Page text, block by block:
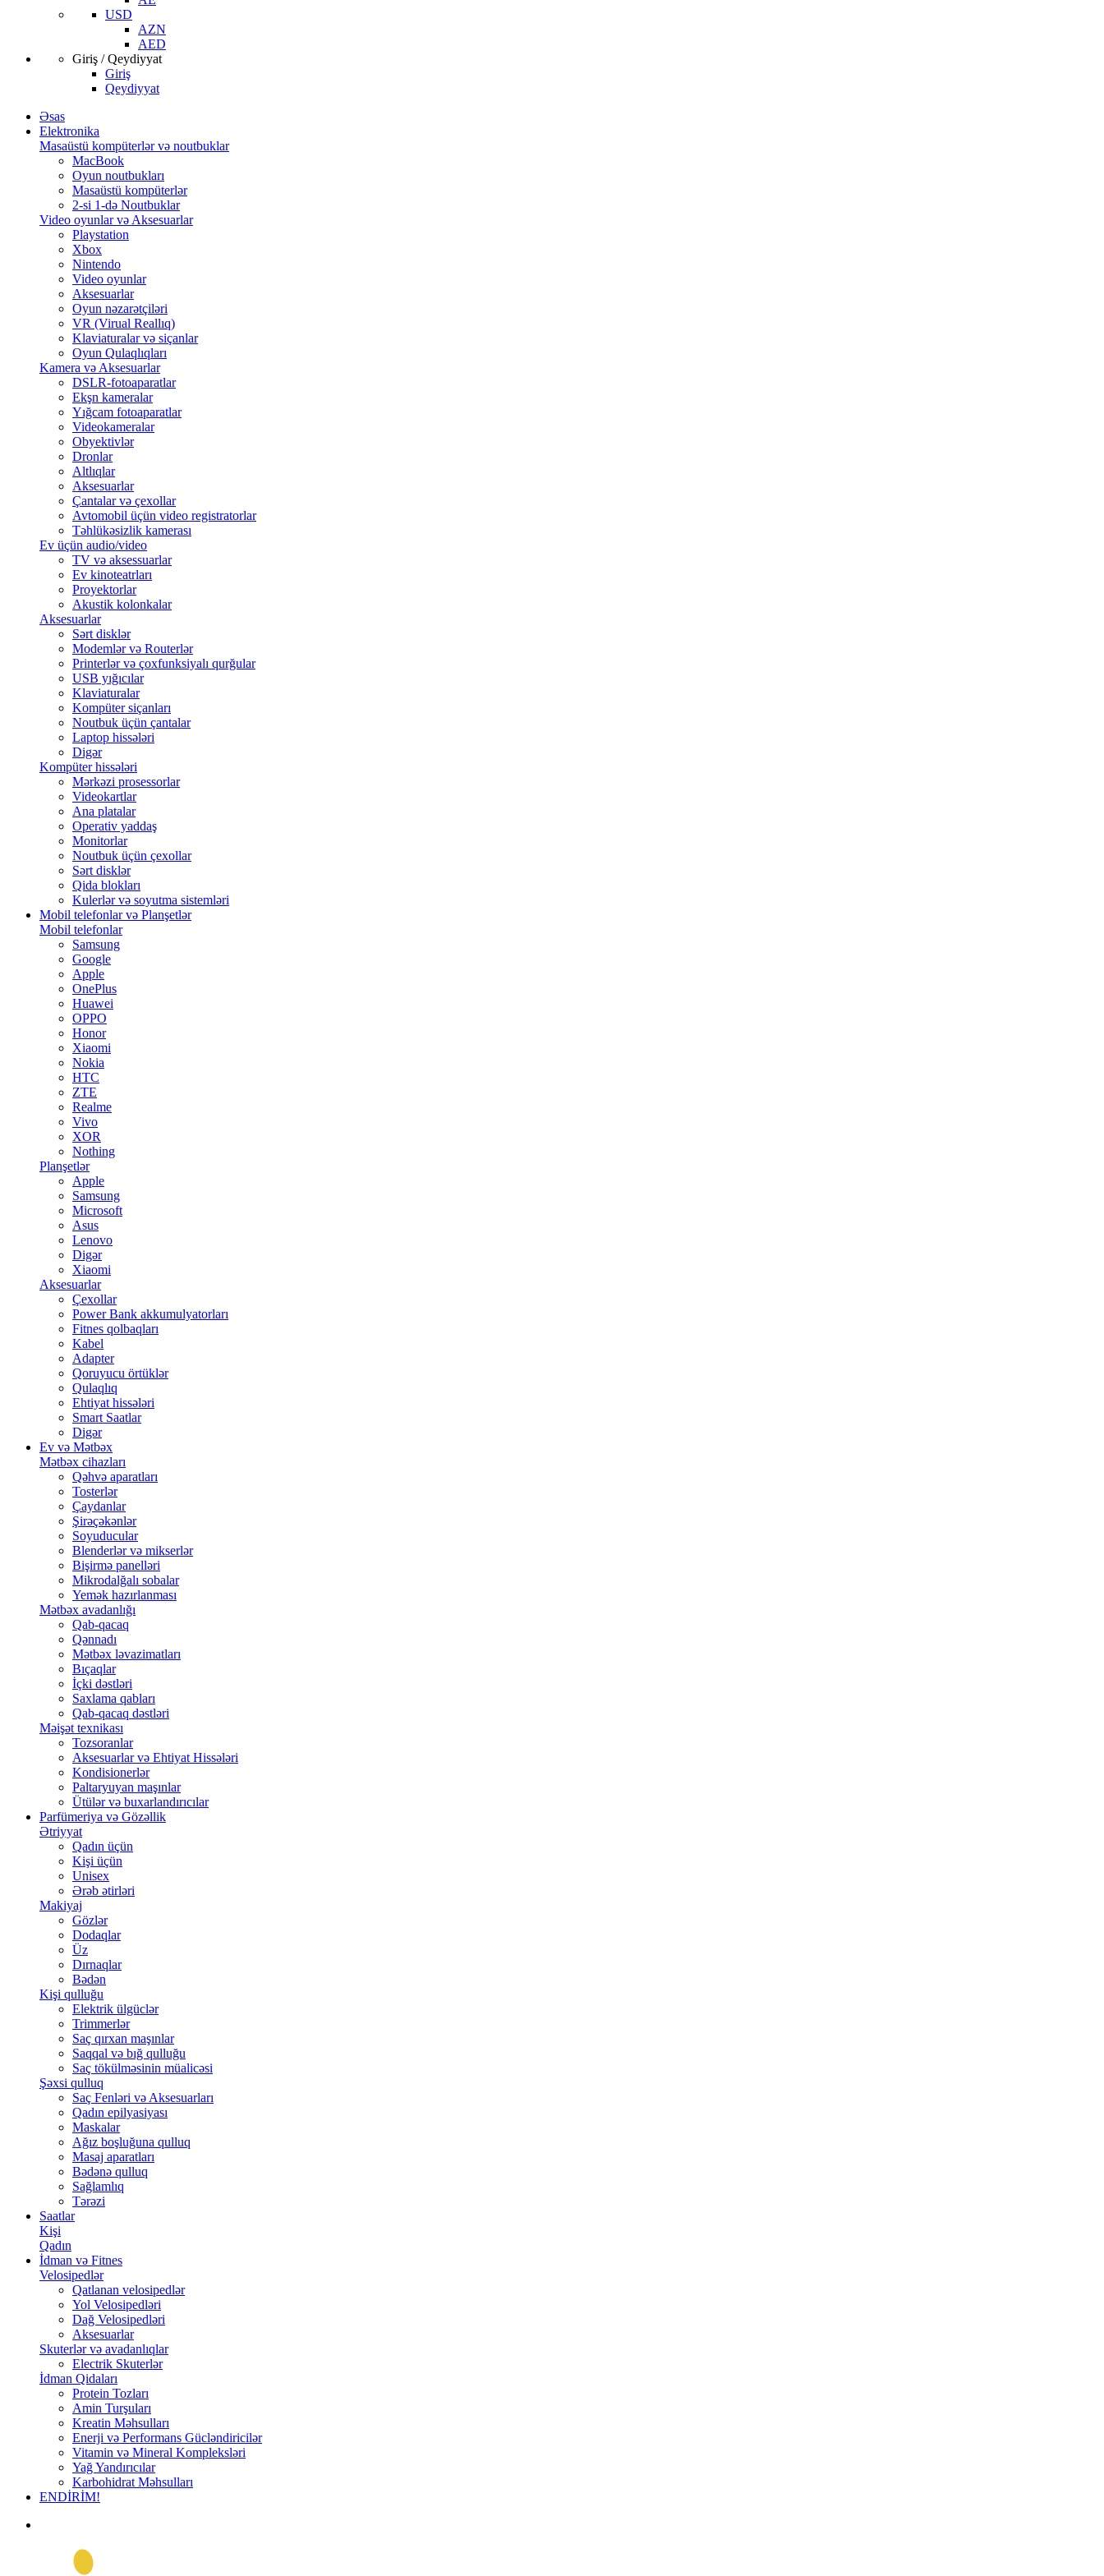
USD
AZN
AED
Giriş / Qeydiyyat
Giriş
Qeydiyyat
Əsas
Elektronika
Masaüstü kompüterlər və noutbuklar
MacBook
Oyun noutbukları
Masaüstü kompüterlər
2-si 1-də Noutbuklar
Video oyunlar və Aksesuarlar
Playstation
Xbox
Nintendo
Video oyunlar
Aksesuarlar
Oyun nəzarətçiləri
VR (Virual Reallıq)
Klaviaturalar və siçanlar
Oyun Qulaqlıqları
Kamera və Aksesuarlar
DSLR-fotoaparatlar
Ekşn kameralar
Yığcam fotoaparatlar
Videokameralar
Obyektivlər
Dronlar
Altlıqlar
Aksesuarlar
Çantalar və çexollar
Avtomobil üçün video registratorlar
Təhlükəsizlik kamerası
Ev üçün audio/video
TV və aksessuarlar
Ev kinoteatrları
Proyektorlar
Akustik kolonkalar
Aksesuarlar
Sərt disklər
Modemlər və Routerlər
Printerlər və çoxfunksiyalı qurğular
USB yığıcılar
Klaviaturalar
Kompüter siçanları
Noutbuk üçün çantalar
Laptop hissələri
Digər
Kompüter hissələri
Mərkəzi prosessorlar
Videokartlar
Ana platalar
Operativ yaddaş
Monitorlar
Noutbuk üçün çexollar
Sərt disklər
Qida blokları
Kulerlər və soyutma sistemləri
Mobil telefonlar və Planşetlər
Mobil telefonlar
Samsung
Google
Apple
OnePlus
Huawei
OPPO
Honor
Xiaomi
Nokia
HTC
ZTE
Realme
Vivo
XOR
Nothing
Planşetlər
Apple
Samsung
Microsoft
Asus
Lenovo
Digər
Xiaomi
Aksesuarlar
Çexollar
Power Bank akkumulyatorları
Fitnes qolbaqları
Kabel
Adapter
Qoruyucu örtüklər
Qulaqlıq
Ehtiyat hissələri
Smart Saatlar
Digər
Ev və Mətbəx
Mətbəx cihazları
Qəhvə aparatları
Tosterlər
Çaydanlar
Şirəçəkənlər
Soyuducular
Blenderlər və mikserlər
Bişirmə panelləri
Mikrodalğalı sobalar
Yemək hazırlanması
Mətbəx avadanlığı
Qab-qacaq
Qənnadı
Mətbəx ləvazimatları
Bıçaqlar
İçki dəstləri
Saxlama qabları
Qab-qacaq dəstləri
Məişət texnikası
Tozsoranlar
Aksesuarlar və Ehtiyat Hissələri
Kondisionerlər
Paltaryuyan maşınlar
Ütülər və buxarlandırıcılar
Parfümeriya və Gözəllik
Ətriyyat
Qadın üçün
Kişi üçün
Unisex
Ərəb ətirləri
Makiyaj
Gözlər
Dodaqlar
Üz
Dırnaqlar
Bədən
Kişi qulluğu
Elektrik ülgüclər
Trimmerlər
Saç qırxan maşınlar
Saqqal və bığ qulluğu
Saç tökülməsinin müalicəsi
Şəxsi qulluq
Saç Fenləri və Aksesuarları
Qadın epilyasiyası
Maskalar
Ağız boşluğuna qulluq
Masaj aparatları
Bədənə qulluq
Sağlamlıq
Tərəzi
Saatlar
Kişi
Qadın
İdman və Fitnes
Velosipedlər
Qatlanan velosipedlər
Yol Velosipedləri
Dağ Velosipedləri
Aksesuarlar
Skuterlər və avadanlıqlar
Electrik Skuterlər
İdman Qidaları
Protein Tozları
Amin Turşuları
Kreatin Məhsulları
Enerji və Performans Gücləndiricilər
Vitamin və Mineral Kompleksləri
Yağ Yandırıcılar
Karbohidrat Məhsulları
ENDİRİM!